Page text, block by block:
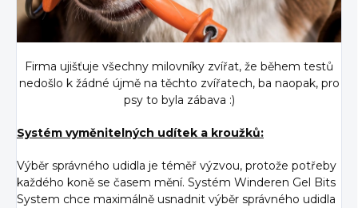
Firma ujišťuje všechny milovníky zvířat, že během testů
nedošlo k žádné újmě na těchto zvířatech, ba naopak, pro
psy to byla zábava :)
Systém vyměnitelných udítek a kroužků:
Výběr správného udidla je téměř výzvou, protože potřeby
každého koně se časem mění. Systém Winderen Gel Bits
System chce maximálně usnadnit výběr správného udidla